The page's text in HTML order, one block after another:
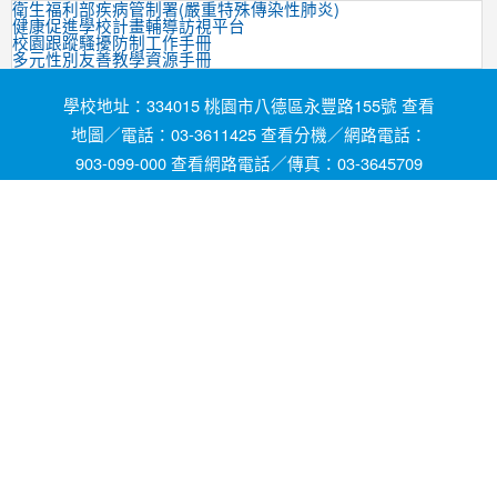
衛生福利部疾病管制署(嚴重特殊傳染性肺炎)
健康促進學校計畫輔導訪視平台
校園跟蹤騷擾防制工作手冊
多元性別友善教學資源手冊
學校地址：334015 桃園市八德區永豐路155號 查看
地圖／電話：03-3611425 查看分機／網路電話：
903-099-000 查看網路電話／傳真：03-3645709